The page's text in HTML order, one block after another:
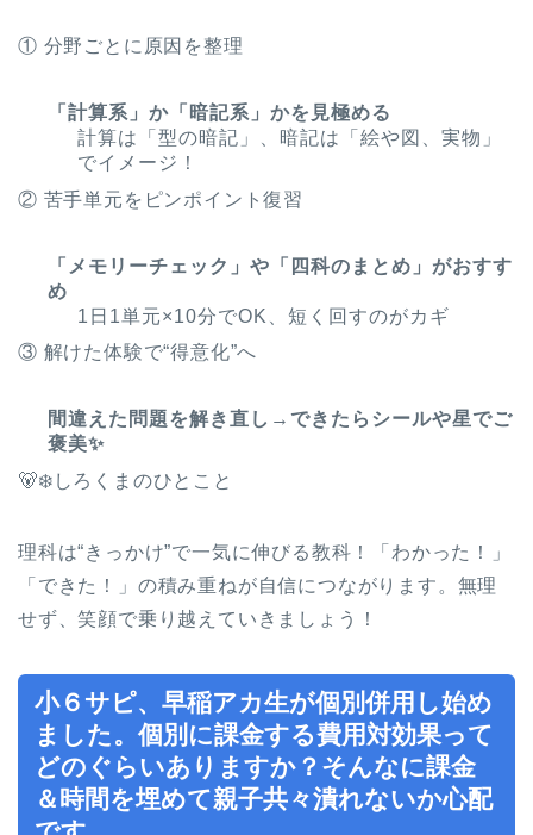
① 分野ごとに原因を整理
「計算系」か「暗記系」かを見極める
計算は「型の暗記」、暗記は「絵や図、実物」
でイメージ！
② 苦手単元をピンポイント復習
「メモリーチェック」や「四科のまとめ」がおすす
め
1日1単元×10分でOK、短く回すのがカギ
③ 解けた体験で“得意化”へ
間違えた問題を解き直し→できたらシールや星でご
褒美✨
🐻‍❄️しろくまのひとこと
理科は“きっかけ”で一気に伸びる教科！「わかった！」
「できた！」の積み重ねが自信につながります。無理
せず、笑顔で乗り越えていきましょう！
小６サピ、早稲アカ生が個別併用し始め
ました。個別に課金する費用対効果って
どのぐらいありますか？そんなに課金
＆時間を埋めて親子共々潰れないか心配